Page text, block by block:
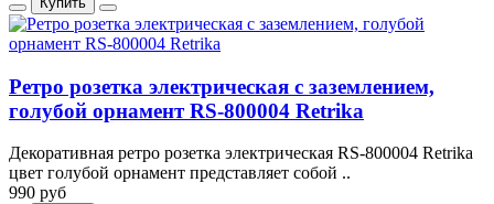
Ретро розетка электрическая с заземлением,
голубой орнамент RS-800004 Retrika
Декоративная ретро розетка электрическая RS-800004 Retrika
цвет голубой орнамент представляет собой ..
990 руб